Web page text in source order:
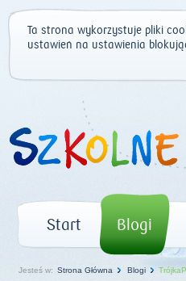
Ta strona wykorzystuje pliki
ustawień na ustawienia
Start Blogi
Jesteś w: Strona Główna Blogi